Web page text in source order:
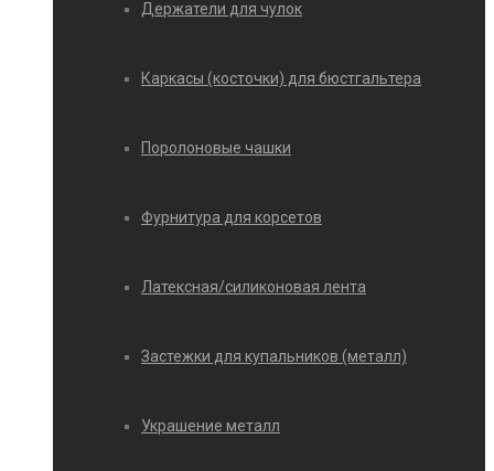
Держатели для чулок
Каркасы (косточки) для бюстгальтера
Поролоновые чашки
Фурнитура для корсетов
Латексная/силиконовая лента
Застежки для купальников (металл)
Украшение металл